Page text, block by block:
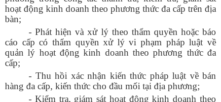
hoạt động kinh doanh theo phương thức đa cấp trên địa
bàn;
- Phát hiện và xử lý theo thẩm quyền hoặc báo
cáo cấp có thẩm quyền xử lý vi phạm pháp luật về
quản lý hoạt động kinh doanh theo phương thức đa
cấp;
- Thu hồi xác nhận kiến thức pháp luật về bán
hàng đa cấp, kiến thức cho đầu mối tại địa phương;
- Kiểm tra, giám sát hoạt động kinh doanh theo